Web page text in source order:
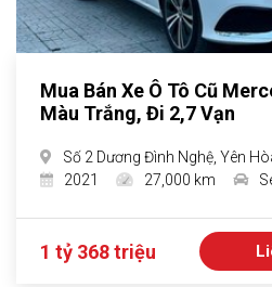
Mua Bán Xe Ô Tô Cũ
Màu Trắng, Đi 2,7 Vạn
Số 2 Dương Đình Nghệ, Yên
2021
27,000 km
1 tỷ 368 triệu